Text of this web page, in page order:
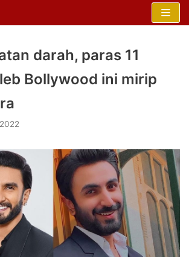
darah, paras 11
Bollywood ini mirip